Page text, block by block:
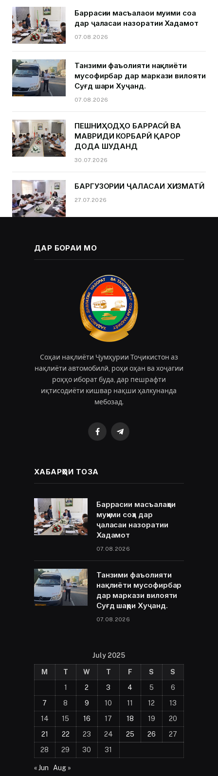
Баррасии масъалаҳои муҳими соҳа
дар ҷаласаи назоратии Хадамот
07.08.2026
Танзими фаъолияти нақлиёти
мусофирбар дар маркази вилояти
Суғд шаҳри Хуҷанд.
07.08.2026
ПЕШНИҲОДҲО БАРРАСӢ ВА
МАВРИДИ КОРБАРӢ ҚАРОР
ДОДА ШУДАНД
30.07.2026
БАРГУЗОРИИ ҶАЛАСАИ ХИЗМАТӢ
27.07.2026
ДАР БОРАИ МО
Соҳаи нақлиёти Ҷумҳурии Тоҷикистон аз
нақлиёти автомобилӣ, роҳи оҳан ва хоҷагии
роҳҳо иборат буда, дар пешрафти
иқтисодиёти кишвар нақши ҳалкунанда
мебозад.
FacebookTelegram
ХАБАРҲОИ ТОЗА
Баррасии масъалаҳои
муҳими соҳа дар
ҷаласаи назоратии
Хадамот
07.08.2026
Танзими фаъолияти
нақлиёти мусофирбар
дар маркази вилояти
Суғд шаҳри Хуҷанд.
07.08.2026
July 2025
M T W T F S
S
1
2 3 4 5
6
7
8 9 10 11 12
13
14
15 16 17 18 19
20
21
22 23 24 25 26
27
28
29 30 31
« Jun Aug »